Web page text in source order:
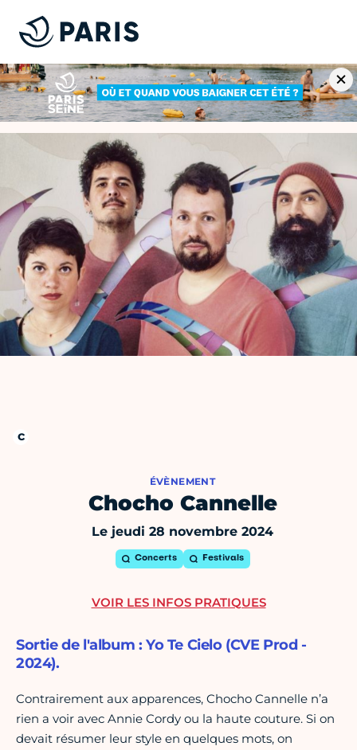
ÉVÈNEMENT
Chocho Cannelle
Le jeudi 28 novembre 2024
Concerts Festivals
Sortie de l'album : Yo Te Cielo (CVE Prod -
2024).
Contrairement aux apparences, Chocho Cannelle n’a
rien a voir avec Annie Cordy ou la haute couture. Si on
devait résumer leur style en quelques mots, on
VOIR LES INFOS PRATIQUES